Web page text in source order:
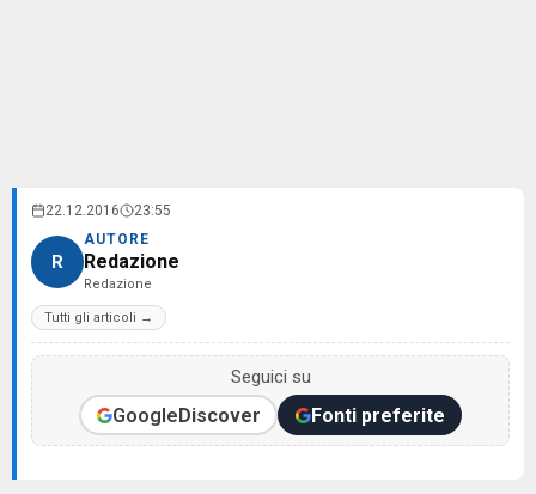
22.12.2016 23:55
R
AUTORE
Redazione
Redazione
Tutti gli articoli →
Seguici su
GoogleDiscover Fonti preferite